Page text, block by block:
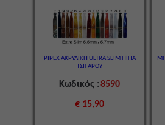
PIPEX ΑΚΡΥΛΙΚΗ ULTRA SLIM ΠΙΠΑ
ΤΣΙΓΑΡΟΥ
Κωδικός :8590
€ 15,90